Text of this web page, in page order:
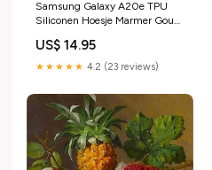
Samsung Galaxy A20e TPU
Siliconen Hoesje Marmer Goud
hoesjes-donker hout
US$ 14.95
★★★★★ 4.2 (23 reviews)